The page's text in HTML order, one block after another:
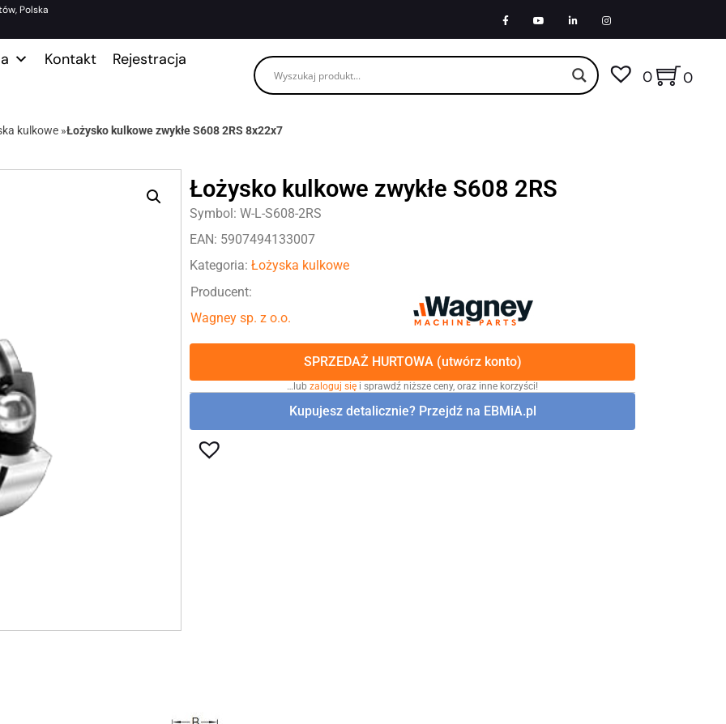
Polska
Kontakt
Rejestracja
0
0
kulkowe »Łożysko kulkowe zwykłe S608 2RS 8x22x7
Łożysko kulkowe zwykłe S608 2RS
Symbol: W-L-S608-2RS
EAN: 5907494133007
Kategoria: Łożyska kulkowe
Producent:
Wagney sp. z o.o.
SPRZEDAŻ HURTOWA (utwórz konto)
…lub zaloguj się i sprawdź niższe ceny, oraz inne korzyści!
Kupujesz detalicznie? Przejdź na EBMiA.pl